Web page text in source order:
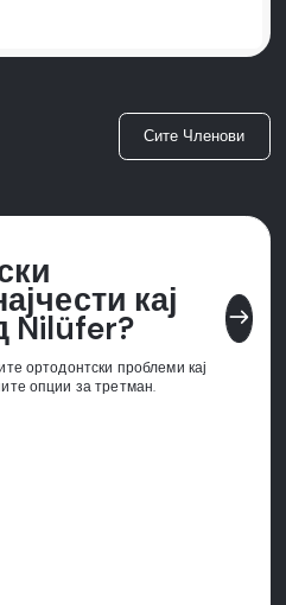
Сите Членови
кај
Nilüfer? east
ортодонтски проблеми кај
опции за третман.